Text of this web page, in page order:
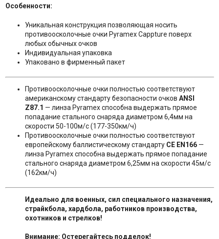
Особенности:
Уникальная конструкция позволяющая носить
противоосколочные очки Pyramex Cappture поверх
любых обычных очков
Индивидуальная упаковка
Упаковано в фирменный пакет
Противоосколочные очки полностью соответствуют
американскому стандарту безопасности очков ANSI
Z87.1 — линза Pyramex способна выдержать прямое
попадание стального снаряда диаметром 6,4мм на
скорости 50-100м/с (177-350км/ч)
Противоосколочные очки полностью соответствуют
европейскому баллистическому стандарту CE EN166—
линза Pyramex способна выдержать прямое попадание
стального снаряда диаметром 6,25мм на скорости 45м/с
(162км/ч)
Идеально для военных, сил специального назначения,
страйкбола, хардбола, работников производства,
охотников и стрелков!
Внимание: Остерегайтесь подделок!